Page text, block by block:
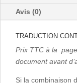
Avis (0)
TRADUCTION
Prix TTC à la
document avant
Si la combinaison